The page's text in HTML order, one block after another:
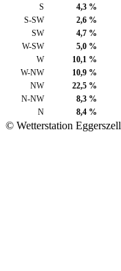
S
4,3 %
S-SW
2,6 %
SW
4,7 %
W-SW
5,0 %
W
10,1 %
W-NW
10,9 %
NW
22,5 %
N-NW
8,3 %
N
8,4 %
© Wetterstation Eggerszell